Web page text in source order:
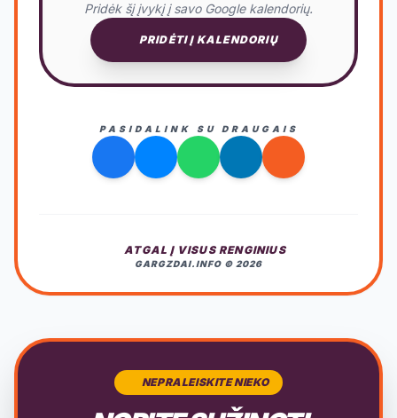
Pridėk šį įvykį į savo Google kalendorių.
PRIDĖTI Į KALENDORIŲ
PASIDALINK SU DRAUGAIS
ATGAL Į VISUS RENGINIUS
GARGZDAI.INFO © 2026
NEPRALEISKITE NIEKO